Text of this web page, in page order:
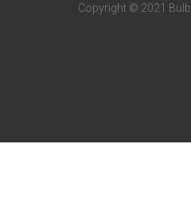
Copyright © 2021